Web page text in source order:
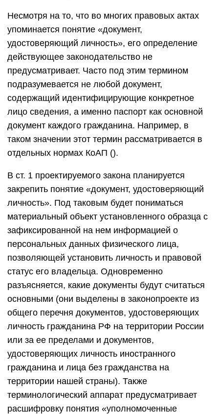
Несмотря на то, что во многих правовых актах
упоминается понятие «документ,
удостоверяющий личность», его определение
действующее законодательство не
предусматривает. Часто под этим термином
подразумевается не любой документ,
содержащий идентифицирующие конкретное
лицо сведения, а именно паспорт как основной
документ каждого гражданина. Например, в
таком значении этот термин рассматривается в
отдельных нормах КоАП ().
В ст. 1 проектируемого закона планируется
закрепить понятие «документ, удостоверяющий
личность». Под таковым будет пониматься
материальный объект установленного образца с
зафиксированной на нем информацией о
персональных данных физического лица,
позволяющей установить личность и правовой
статус его владельца. Одновременно
разъясняется, какие документы будут считаться
основными (они выделены в законопроекте из
общего перечня документов, удостоверяющих
личность гражданина РФ на территории России
или за ее пределами и документов,
удостоверяющих личность иностранного
гражданина и лица без гражданства на
территории нашей страны). Также
терминологический аппарат предусматривает
расшифровку понятия «уполномоченные